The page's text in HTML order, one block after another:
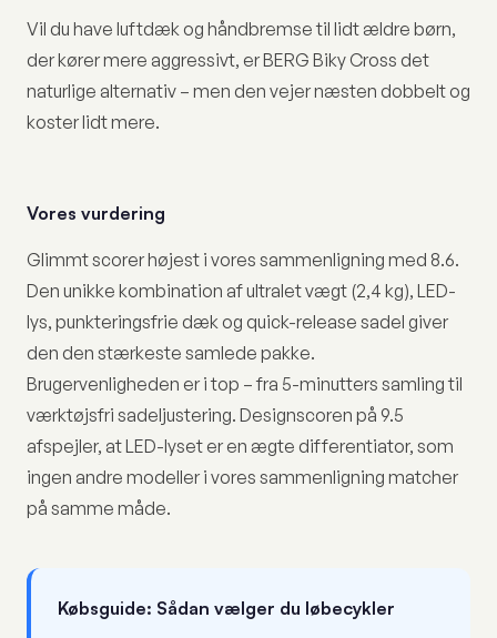
Vil du have luftdæk og håndbremse til lidt ældre børn,
der kører mere aggressivt, er BERG Biky Cross det
naturlige alternativ – men den vejer næsten dobbelt og
koster lidt mere.
Vores vurdering
Glimmt scorer højest i vores sammenligning med 8.6.
Den unikke kombination af ultralet vægt (2,4 kg), LED-
lys, punkteringsfrie dæk og quick-release sadel giver
den den stærkeste samlede pakke.
Brugervenligheden er i top – fra 5-minutters samling til
værktøjsfri sadeljustering. Designscoren på 9.5
afspejler, at LED-lyset er en ægte differentiator, som
ingen andre modeller i vores sammenligning matcher
på samme måde.
Købsguide: Sådan vælger du løbecykler